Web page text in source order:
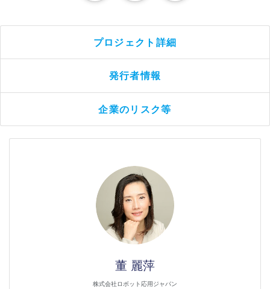
プロジェクト詳細
発行者情報
企業のリスク等
董 麗萍
株式会社ロボット応用ジャパン